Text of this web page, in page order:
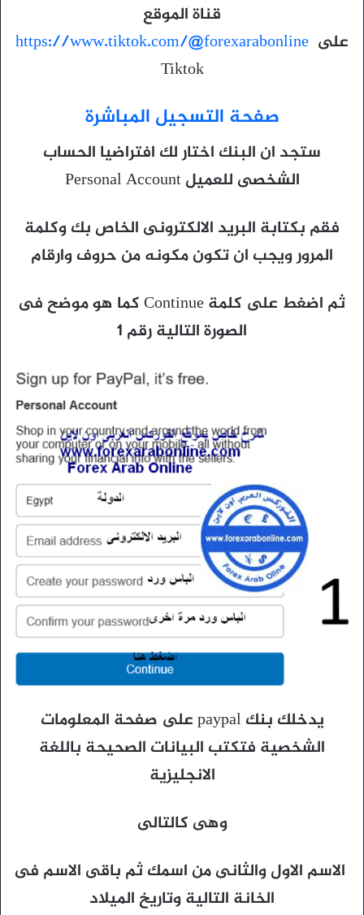
قناة الموقع
على https://www.tiktok.com/@forexarabonline
Tiktok
صفحة التسجيل المباشرة
ستجد ان البنك اختار لك افتراضيا الحساب
الشخصى للعميل Personal Account
فقم بكتابة البريد الالكترونى الخاص بك وكلمة
المرور ويجب ان تكون مكونه من حروف وارقام
ثم اضغط على كلمة Continue كما هو موضح فى
الصورة التالية رقم 1
يدخلك بنك paypal على صفحة المعلومات
الشخصية فتكتب البيانات الصحيحة باللغة
الانجليزية
وهى كالتالى
الاسم الاول والثانى من اسمك ثم باقى الاسم فى
الخانة التالية وتاريخ الميلاد